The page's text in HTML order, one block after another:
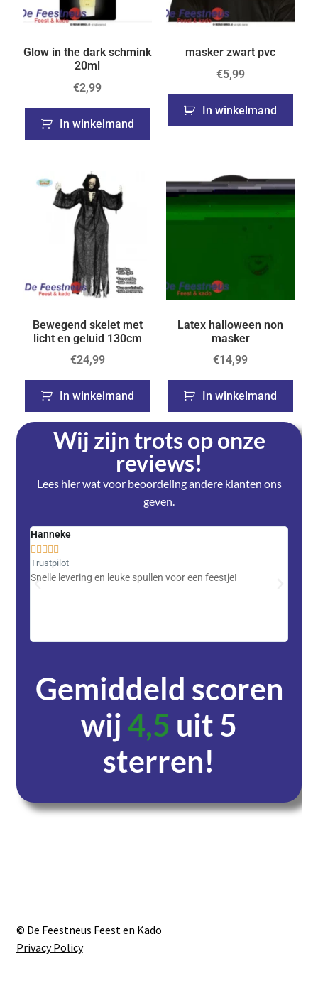
Glow in the dark schmink
20ml
€2,99
In winkelmand
masker zwart pvc
€5,99
In winkelmand
Bewegend skelet met
licht en geluid 130cm
€24,99
In winkelmand
Latex halloween non
masker
€14,99
In winkelmand
Wij zijn trots op onze
reviews!
Lees hier wat voor beoordeling andere klanten ons
geven.
Hanneke

Trustpilot
Snelle levering en leuke spullen voor een feestje!
Gemiddeld scoren
wij4,5 uit 5
sterren!
© De Feestneus Feest en Kado
Privacy Policy